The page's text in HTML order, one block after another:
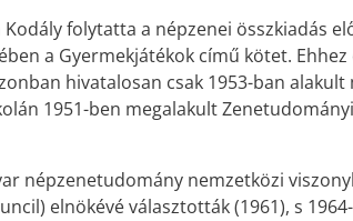
folytatta a népzenei összkiadás
a Gyermekjátékok című kötet.
hivatalosan csak 1953-ban
1951-ben megalakult
népzenetudomány nemzetközi
elnökévé választották (1961), s